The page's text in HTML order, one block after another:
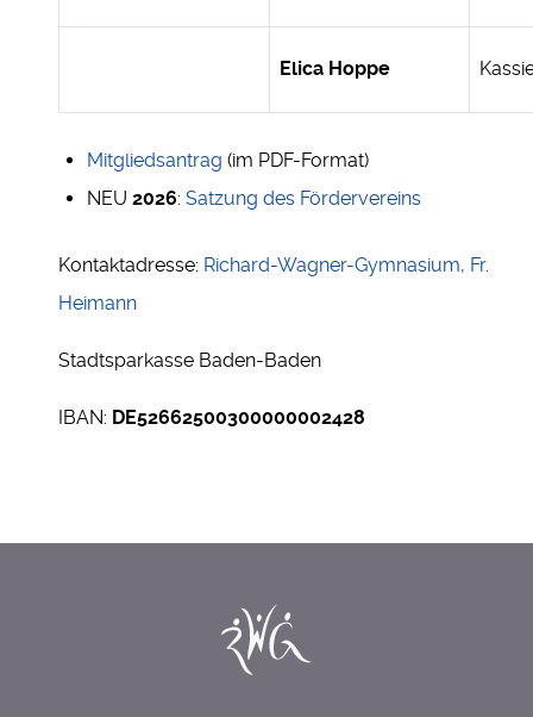
Elica Hoppe
Mitgliedsantrag (im PDF-Format)
NEU 2026: Satzung des Fördervereins
Kontaktadresse: Richard-Wagner-Gymnasium, Fr.
Heimann
Stadtsparkasse Baden-Baden
IBAN: DE52662500300000002428